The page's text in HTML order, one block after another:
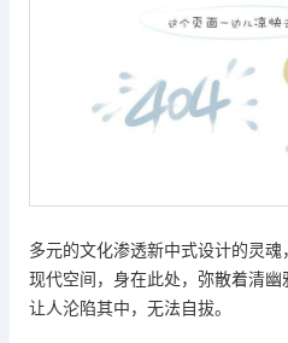
多元的文化渗透新中式设计的灵
现代空间，身在此处，弥散着清幽
让人沦陷其中，无法自拔。